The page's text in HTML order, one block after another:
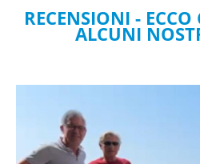
RECENSIONI -
ALCUNI